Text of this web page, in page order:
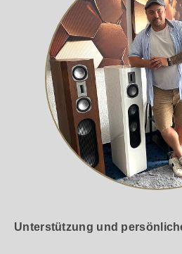
Unterstützung und